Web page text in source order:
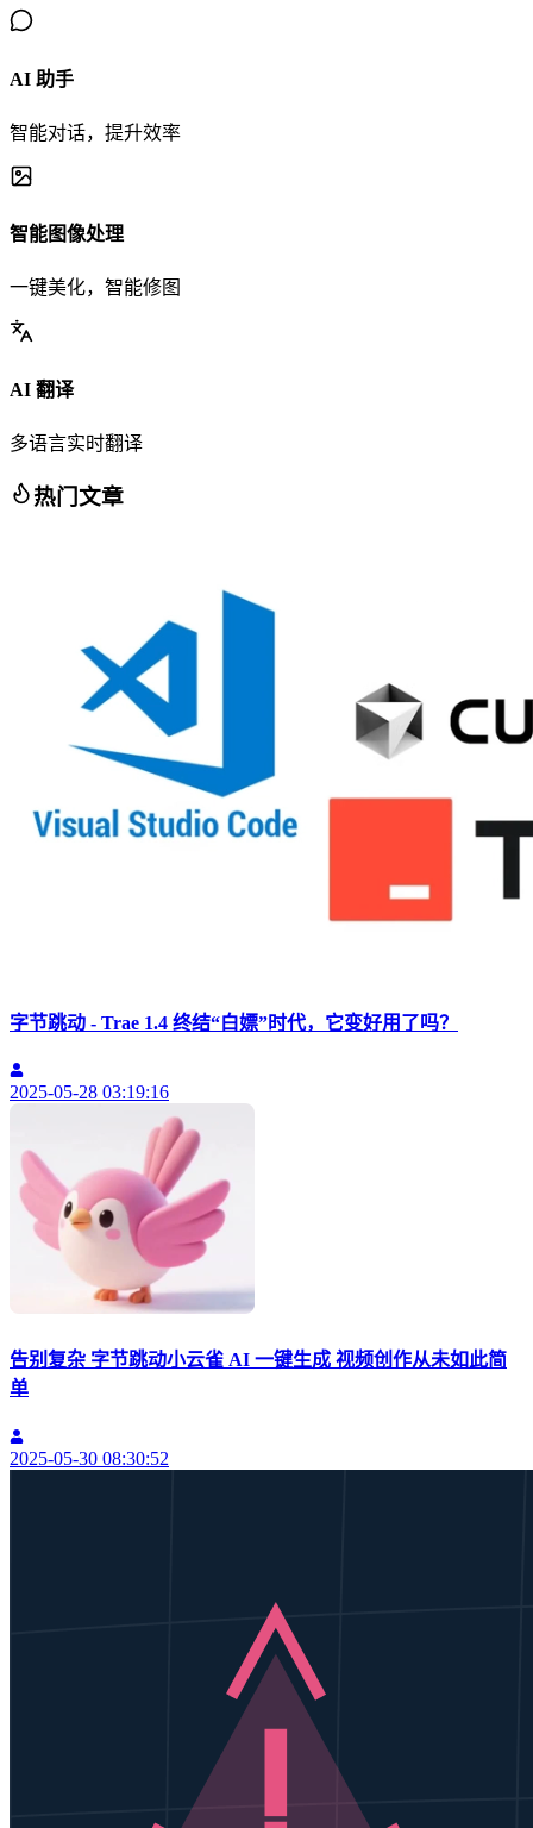
AI 助手
智能对话，提升效率
智能图像处理
一键美化，智能修图
AI 翻译
多语言实时翻译
热门文章
字节跳动 - Trae 1.4 终结“白嫖”时代，它变好用了吗？
2025-05-28 03:19:16
告别复杂 字节跳动小云雀 AI 一键生成 视频创作从未如此简
单
2025-05-30 08:30:52